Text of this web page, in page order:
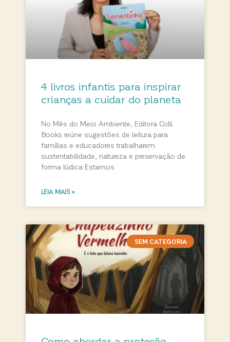
4 livros infantis para inspirar
crianças a cuidar do planeta
No Mês do Meio Ambiente, Editora Colli
Books reúne sugestões de leitura para
famílias e educadores trabalharem
sustentabilidade, natureza e preservação de
forma lúdica Estamos
LEIA MAIS »
SEM CATEGORIA